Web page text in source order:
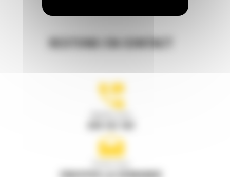
RESTONS EN CONTACT